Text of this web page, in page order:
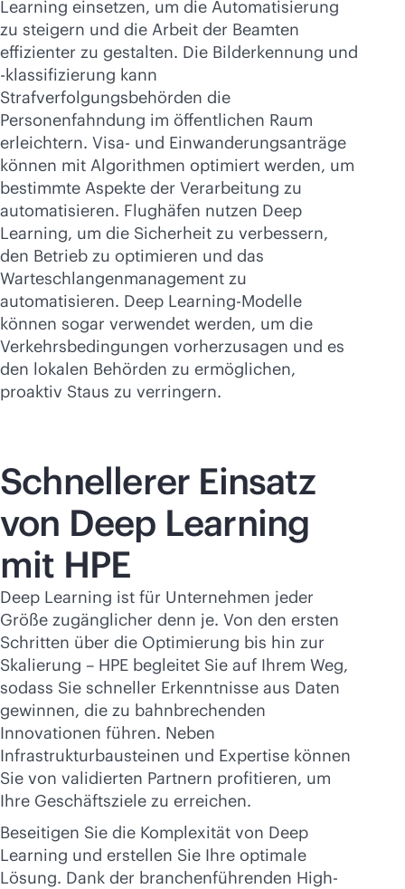
Learning einsetzen, um die Automatisierung
zu steigern und die Arbeit der Beamten
effizienter zu gestalten. Die Bilderkennung und
-klassifizierung kann
Strafverfolgungsbehörden die
Personenfahndung im öffentlichen Raum
erleichtern. Visa- und Einwanderungsanträge
können mit Algorithmen optimiert werden, um
bestimmte Aspekte der Verarbeitung zu
automatisieren. Flughäfen nutzen Deep
Learning, um die Sicherheit zu verbessern,
den Betrieb zu optimieren und das
Warteschlangenmanagement zu
automatisieren. Deep Learning-Modelle
können sogar verwendet werden, um die
Verkehrsbedingungen vorherzusagen und es
den lokalen Behörden zu ermöglichen,
proaktiv Staus zu verringern.
Schnellerer Einsatz
von Deep Learning
mit HPE
Deep Learning ist für Unternehmen jeder
Größe zugänglicher denn je. Von den ersten
Schritten über die Optimierung bis hin zur
Skalierung – HPE begleitet Sie auf Ihrem Weg,
sodass Sie schneller Erkenntnisse aus Daten
gewinnen, die zu bahnbrechenden
Innovationen führen. Neben
Infrastrukturbausteinen und Expertise können
Sie von validierten Partnern profitieren, um
Ihre Geschäftsziele zu erreichen.
Beseitigen Sie die Komplexität von Deep
Learning und erstellen Sie Ihre optimale
Lösung. Dank der branchenführenden High-